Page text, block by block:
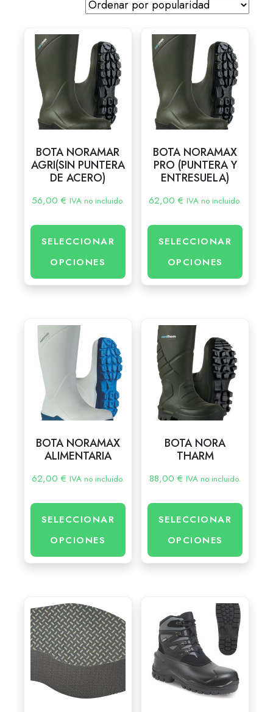
BOTA NORAMAR
AGRI(SIN PUNTERA
DE ACERO)
56,00 € IVA no incluido.
SELECCIONAR
OPCIONES
BOTA NORAMAX
PRO (PUNTERA Y
ENTRESUELA)
62,00€ IVA no incluido.
SELECCIONAR
OPCIONES
BOTA NORAMAX
ALIMENTARIA
62,00 € IVA no incluido.
SELECCIONAR
OPCIONES
BOTA NORA
THARM
88,00€ IVA no incluido.
SELECCIONAR
OPCIONES